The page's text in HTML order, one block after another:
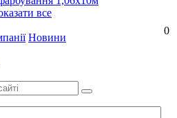
все
Новини
0